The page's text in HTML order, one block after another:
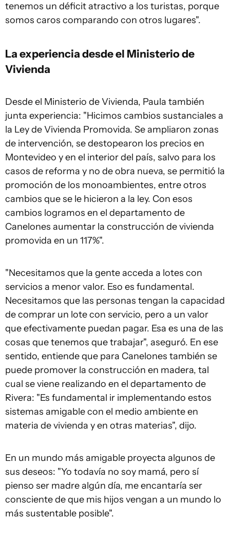
tenemos un déficit atractivo a los turistas, porque
somos caros comparando con otros lugares".
La experiencia desde el Ministerio de
Vivienda
Desde el Ministerio de Vivienda, Paula también
junta experiencia: "Hicimos cambios sustanciales a
la Ley de Vivienda Promovida. Se ampliaron zonas
de intervención, se destopearon los precios en
Montevideo y en el interior del país, salvo para los
casos de reforma y no de obra nueva, se permitió la
promoción de los monoambientes, entre otros
cambios que se le hicieron a la ley. Con esos
cambios logramos en el departamento de
Canelones aumentar la construcción de vivienda
promovida en un 117%".
"Necesitamos que la gente acceda a lotes con
servicios a menor valor. Eso es fundamental.
Necesitamos que las personas tengan la capacidad
de comprar un lote con servicio, pero a un valor
que efectivamente puedan pagar. Esa es una de las
cosas que tenemos que trabajar", aseguró. En ese
sentido, entiende que para Canelones también se
puede promover la construcción en madera, tal
cual se viene realizando en el departamento de
Rivera: "Es fundamental ir implementando estos
sistemas amigable con el medio ambiente en
materia de vivienda y en otras materias", dijo.
En un mundo más amigable proyecta algunos de
sus deseos: "Yo todavía no soy mamá, pero sí
pienso ser madre algún día, me encantaría ser
consciente de que mis hijos vengan a un mundo lo
más sustentable posible".